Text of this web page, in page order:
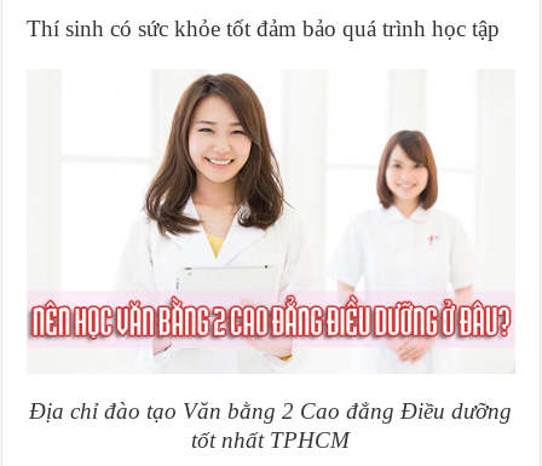
Thí sinh có sức khỏe tốt đảm bảo quá trình học tập
Địa chỉ đào tạo Văn bằng 2 Cao đẳng Điều dưỡng
tốt nhất TPHCM